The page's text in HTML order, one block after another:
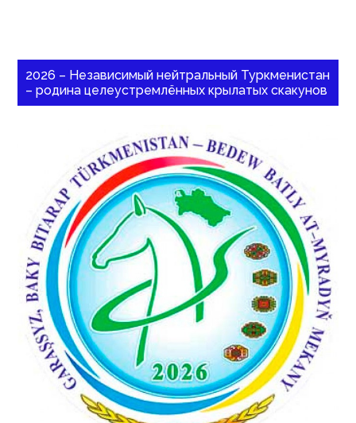
2026 – Независимый нейтральный Туркменистан
– родина целеустремлённых крылатых скакунов